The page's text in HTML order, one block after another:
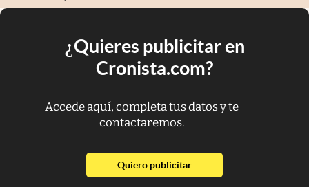
¿Quieres publicitar en
Cronista.com?
Accede aquí, completa tus datos y te
contactaremos.
Quiero publicitarabre en nueva pestaña